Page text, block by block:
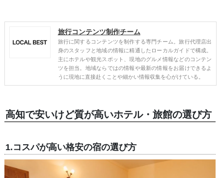
旅行コンテンツ制作チーム
旅行に関するコンテンツを制作する専門チーム。旅行代理店出
身のスタッフと地域の情報に精通したローカルガイドで構成。
主にホテルや観光スポット、現地のグルメ情報などのコンテン
ツを担当。地域ならではの情報や最新の情報をお届けできるよ
うに現地に直接赴くことや細かい情報収集を心がけている。
高知で安いけど質が高いホテル・旅館の選び方
1.コスパが高い格安の宿の選び方